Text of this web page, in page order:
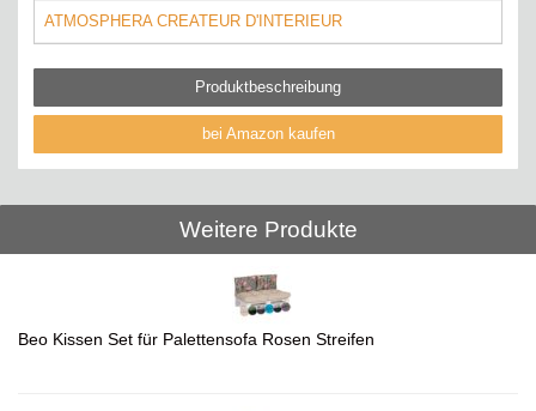
ATMOSPHERA CREATEUR D'INTERIEUR
Produktbeschreibung
bei Amazon kaufen
Weitere Produkte
Beo Kissen Set für Palettensofa Rosen Streifen